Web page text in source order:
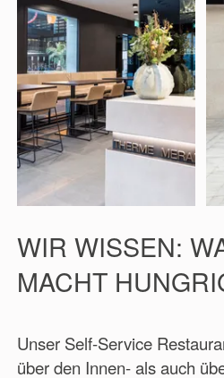
WIR WISSEN:
MACHT
Unser Self-Service
über den Innen- als auch